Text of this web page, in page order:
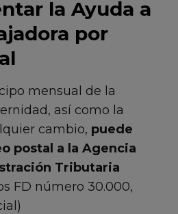
la Ayuda a
por
mensual de la
así como la
cambio, puede
postal a la Agencia
Tributaria
FD número 30.000,